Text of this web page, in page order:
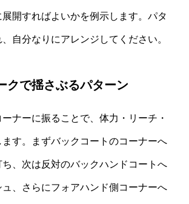
開すればよいかを例示します。パタ
自分なりにアレンジしてください。
クで揺さぶるパターン
ナーに振ることで、体力・リーチ・
す。まずバックコートのコーナーへ
、次は反対のバックハンドコートへ
ュ、さらにフォアハンド側コーナーへ